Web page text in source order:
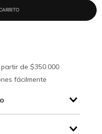
de $350.000
fácilmente